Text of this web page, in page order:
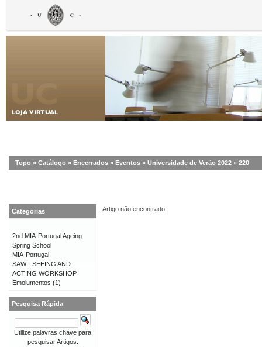
Topo » Catálogo » Encerrados » Eventos » Universidade de Verão 2022 » 220
Artigo não encontrado!
Categorias
2nd MIA-Portugal Ageing
Spring School
MIA-Portugal
SAW - SEEING AND
ACTING WORKSHOP
Emolumentos (1)
Pesquisa Rápida
Utilize palavras chave para
pesquisar Artigos.